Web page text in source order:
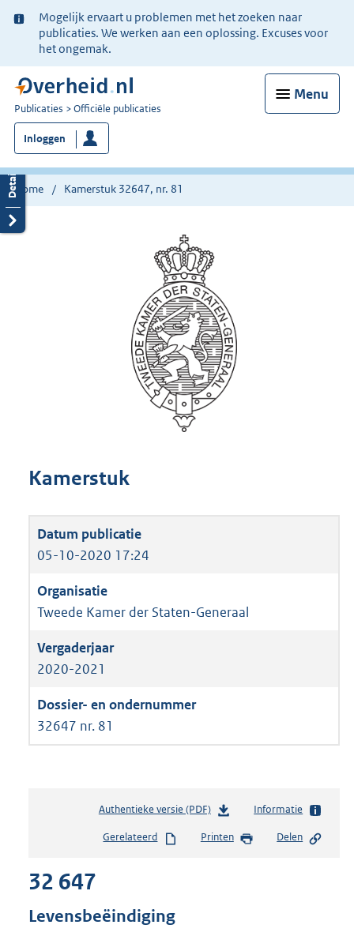
Ter
informatie:
Mogelijk ervaart u problemen met het zoeken naar
publicaties. We werken aan een oplossing. Excuses voor
het ongemak.
Menu
U
bent
nu
hier:
Publicaties Officiële publicaties
Inloggen
Home Kamerstuk 32647, nr. 81
Kamerstuk
05-10-2020 17:24
Tweede Kamer der Staten-Generaal
2020-2021
32647 nr. 81
Authentieke versie (PDF)b
s
Informatie
Gerelateerd Printen Delen
32 647
Levensbeëindiging